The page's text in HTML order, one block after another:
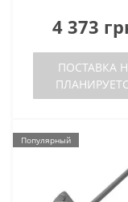
4 373
ПОСТАВКА
Популярный